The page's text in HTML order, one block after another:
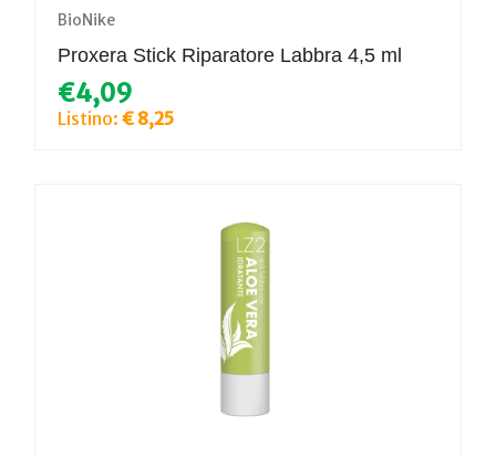
BioNike
Proxera Stick Riparatore Labbra 4,5 ml
€4,09
Listino: € 8,25